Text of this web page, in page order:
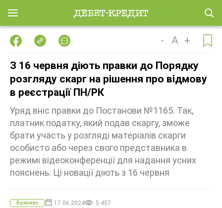
- A +
З 16 червня діють правки до Порядку
розгляду скарг на рішення про відмову
в реєстрації ПН/РК
Уряд вніс правки до Постанови №1165. Так,
платник податку, який подав скаргу, зможе
брати участь у розгляді матеріалів скарги
особисто або через свого представника в
режимі відеоконференції для надання усних
пояснень. Ці новації діють з 16 червня
Важливо 17.06.2024 5 457